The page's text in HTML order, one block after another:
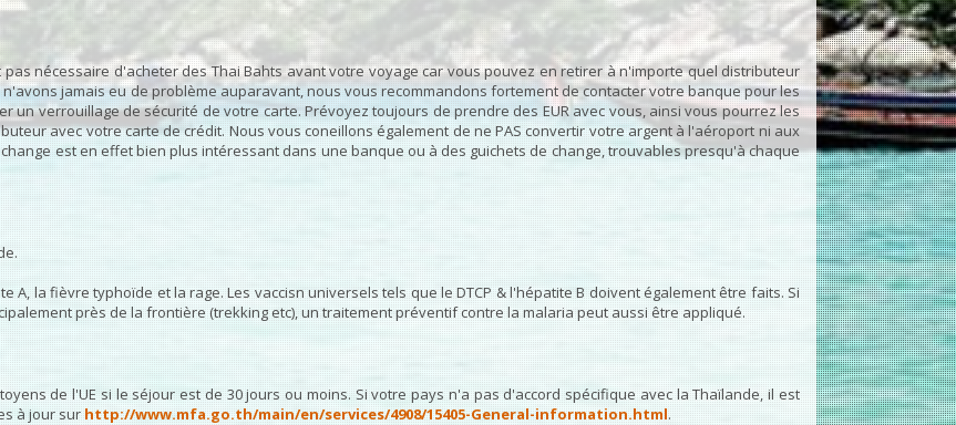
nécessaire d'acheter des Thai Bahts avant votre voyage car vous pouvez en retirer à n'importe quel distributeur
n'avons jamais eu de problème auparavant, nous vous recommandons fortement de contacter votre banque pour les
un verrouillage de sécurité de votre carte. Prévoyez toujours de prendre des EUR avec vous, ainsi vous pourrez les
avec votre carte de crédit. Nous vous coneillons également de ne PAS convertir votre argent à l'aéroport ni aux
est en effet bien plus intéressant dans une banque ou à des guichets de change, trouvables presqu'à chaque
A, la fièvre typhoïde et la rage. Les vaccisn universels tels que le DTCP & l'hépatite B doivent également être faits. Si
près de la frontière (trekking etc), un traitement préventif contre la malaria peut aussi être appliqué.
de l'UE si le séjour est de 30 jours ou moins. Si votre pays n'a pas d'accord spécifique avec la Thaïlande, il est
à jour surhttp://www.mfa.go.th/main/en/services/4908/15405-General-information.html.